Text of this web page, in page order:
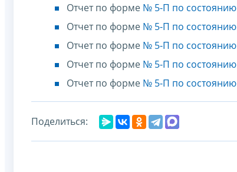
Отчет по форме № 5-П по состоянию
Отчет по форме № 5-П по состоянию
Отчет по форме № 5-П по состоянию
Отчет по форме № 5-П по состоянию
Отчет по форме № 5-П по состоянию
Поделиться: